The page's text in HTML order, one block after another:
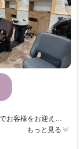
Vias by Hair…DiAみどり店では、心が静まる雰囲気でお客様をお迎えします。幅広い年齢層の皆様にご利用いただけるサロンです。トレンドと個性を融合したカラーの提案が得意で、最適なヘアスタイルを提供します。髪色に関するお悩みを持つ方にも、熟練した美容プロフェッショナルが丁寧に対応いたします。また、お子様連れの方も安心してご来店いただけるよう、お子様向け設備が整っており、駐車場も完備しております。Vias by Hair…DiAみどり店で、理想の自分を実現してください。心地よい空間で、リラックスしながら新しい自分を楽しんでください。
もっと見る